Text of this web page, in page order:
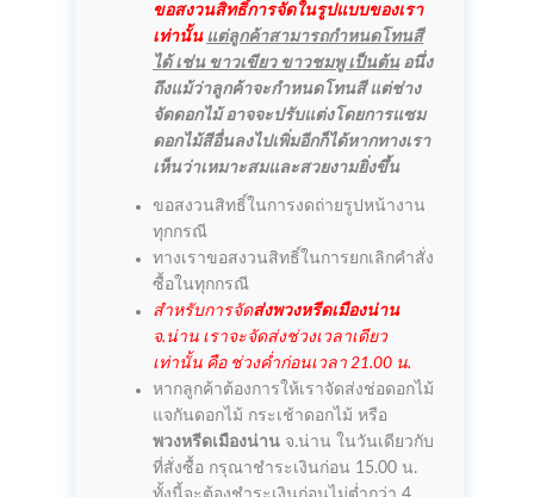
ขอสงวนสิทธิ์การจัดในรูปแบบของเรา
เท่านั้น แต่ลูกค้าสามารถกำหนดโทนสี
ได้ เช่น ขาวเขียว ขาวชมพู เป็นต้นอนึ่ง
ถึงแม้ว่าลูกค้าจะกำหนดโทนสี แต่ช่าง
จัดดอกไม้ อาจจะปรับแต่งโดยการแซม
ดอกไม้สีอื่นลงไปเพิ่มอีกก็ได้หากทางเรา
เห็นว่าเหมาะสมและสวยงามยิ่งขึ้น
ขอสงวนสิทธิ์ในการงดถ่ายรูปหน้างาน
ทุกกรณี
ทางเราขอสงวนสิทธิ์ในการยกเลิกคำสั่ง
ซื้อในทุกกรณี
สำหรับการจัดส่งพวงหรีดเมืองน่าน
จ.น่าน เราจะจัดส่งช่วงเวลาเดียว
เท่านั้น คือ ช่วงค่ำก่อนเวลา 21.00 น.
หากลูกค้าต้องการให้เราจัดส่งช่อดอกไม้
แจกันดอกไม้ กระเช้าดอกไม้ หรือ
พวงหรีดเมืองน่าน จ.น่าน ในวันเดียวกับ
ที่สั่งซื้อ กรุณาชำระเงินก่อน 15.00 น.